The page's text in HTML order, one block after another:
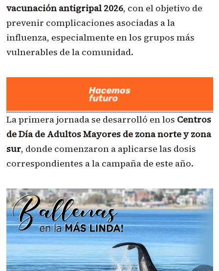
vacunación antigripal 2026, con el objetivo de
prevenir complicaciones asociadas a la
influenza, especialmente en los grupos más
vulnerables de la comunidad.
La primera jornada se desarrolló en los Centros
de Día de Adultos Mayores de zona norte y zona
sur, donde comenzaron a aplicarse las dosis
correspondientes a la campaña de este año.